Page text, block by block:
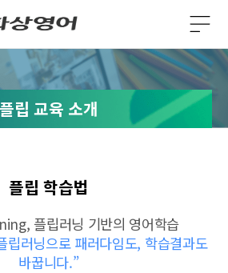
플립 교육 소개
플립 학습법
플립러닝 기반의 영어학습
립러닝으로 패러다임도, 학습결과도
바꿉니다.”